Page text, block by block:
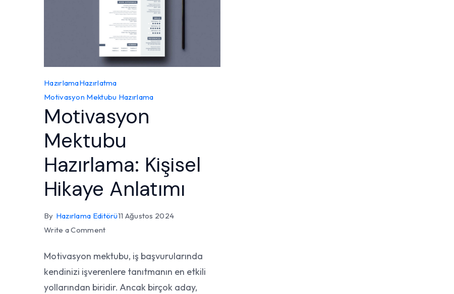
HazırlamaHazırlatma
Motivasyon Mektubu Hazırlama
Motivasyon
Mektubu
Hazırlama: Kişisel
Hikaye Anlatımı
By Hazırlama Editörü11 Ağustos 2024
Write a Commenton
Mektubu
Hazırlama:
Kişisel
Motivasyon mektubu, iş başvurularında
kendinizi işverenlere tanıtmanın en etkili
yollarından biridir. Ancak birçok aday,